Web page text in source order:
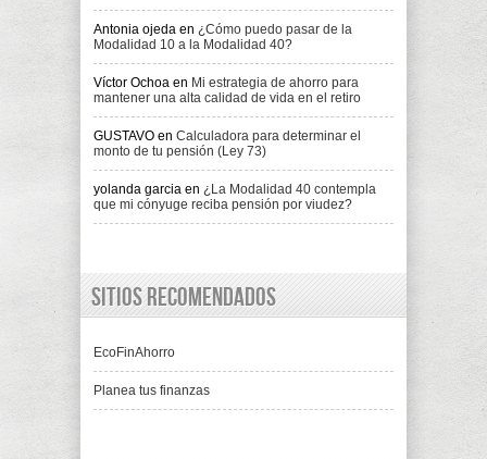
Antonia ojeda en ¿Cómo puedo pasar de la
Modalidad 10 a la Modalidad 40?
Víctor Ochoa en Mi estrategia de ahorro para
mantener una alta calidad de vida en el retiro
GUSTAVO en Calculadora para determinar el
monto de tu pensión (Ley 73)
yolanda garcia en ¿La Modalidad 40 contempla
que mi cónyuge reciba pensión por viudez?
Sitios recomendados
EcoFinAhorro
Planea tus finanzas